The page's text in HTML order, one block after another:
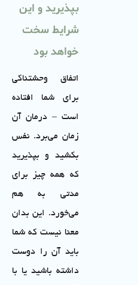
بپذیرید و این
شرایط سخت
خواهد بود
اتفاق وحشتناکی
برای شما افتاده
است – درمان آن
زمان می‌برد. نفس
بکشید و بپذیرید
که همه چیز برای
مدتی به هم
می‌خورد. این بدان
معنا نیست که شما
باید آن را دوست
داشته باشید یا با